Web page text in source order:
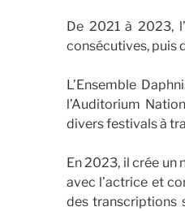
De 2021 à 2023,
consécutives, puis
L’Ensemble
l’Auditorium
divers festivals à
En 2023, il crée un
avec l’actrice et
des transcriptions